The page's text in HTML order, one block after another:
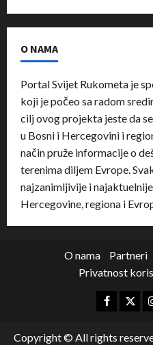
O NAMA
Portal Svijet Rukometa je
koji je počeo sa radom
cilj ovog projekta jeste da
u Bosni i Hercegovini i
način pruže informacije o
terenima diljem Evrope.
najzanimljivije i
Hercegovine, regiona i
O nama Partneri
Privatnost
Copyright © All rights